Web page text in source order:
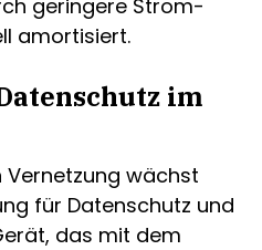
geringere Strom-
amortisiert.
im
Vernetzung wächst
für Datenschutz und
das mit dem